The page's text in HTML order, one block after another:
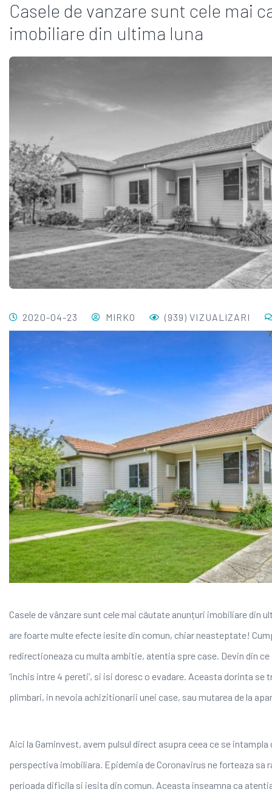
Casele de vanzare sunt cele mai
imobiliare din ultima luna
2020-04-23 MIRKO (939) VIZUALIZARI
Casele de vânzare sunt cele mai căutate anunțuri imobiliare din
are foarte multe efecte iesite din comun, chiar neasteptate!
redirectioneaza cu multa ambitie, atentia spre case. Devin din
‘inchis intre 4 pereti’, si isi doresc o evadare. Aceasta dorinta se
plimbari, in nevoia achizitionarii unei case, sau mutarea de la
Aici la Gaminvest, avem pulsul direct asupra ceea ce se
perspectiva imobiliara. Epidemia de Coronavirus ne forteaza sa
perioada dificila si iesita din comun. Aceasta inseamna ca